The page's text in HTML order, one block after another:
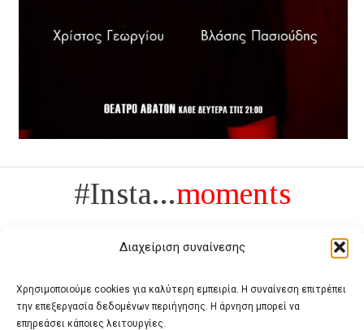
Διαχείριση συναίνεσης
Χρησιμοποιούμε cookies για καλύτερη εμπειρία. Η συναίνεση επιτρέπει
την επεξεργασία δεδομένων περιήγησης. Η άρνηση μπορεί να
επηρεάσει κάποιες λειτουργίες.
#Insta...moments
Πολυτέλεια δεν είναι το αντίθετο της ανέχειας, είναι το αντίθετο της